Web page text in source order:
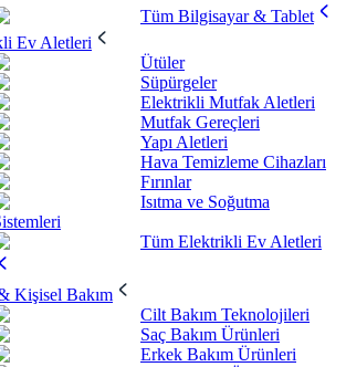
Tüm Bilgisayar & Tablet
Ev Aletleri
Ütüler
Süpürgeler
Elektrikli Mutfak Aletleri
Mutfak Gereçleri
Yapı Aletleri
Hava Temizleme Cihazları
Fırınlar
Isıtma ve Soğutma
Tüm Elektrikli Ev Aletleri
Kişisel Bakım
Cilt Bakım Teknolojileri
Saç Bakım Ürünleri
Erkek Bakım Ürünleri